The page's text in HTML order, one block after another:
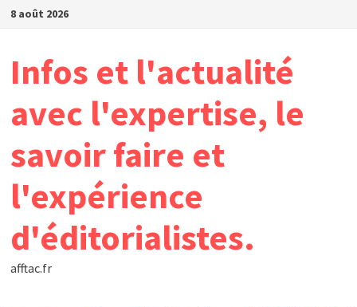
Passer
8 août 2026
Infos et l'actualité
avec l'expertise, le
savoir faire et
l'expérience
d'éditorialistes.
afftac.fr